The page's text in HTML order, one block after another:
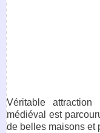
Véritable
médiéval est
de belles maisons et